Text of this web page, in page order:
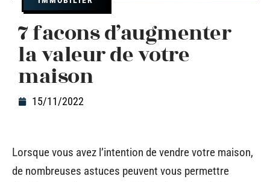
7 facons d’augmenter
la valeur de votre
maison
15/11/2022
Lorsque vous avez l’intention de vendre votre maison,
de nombreuses astuces peuvent vous permettre